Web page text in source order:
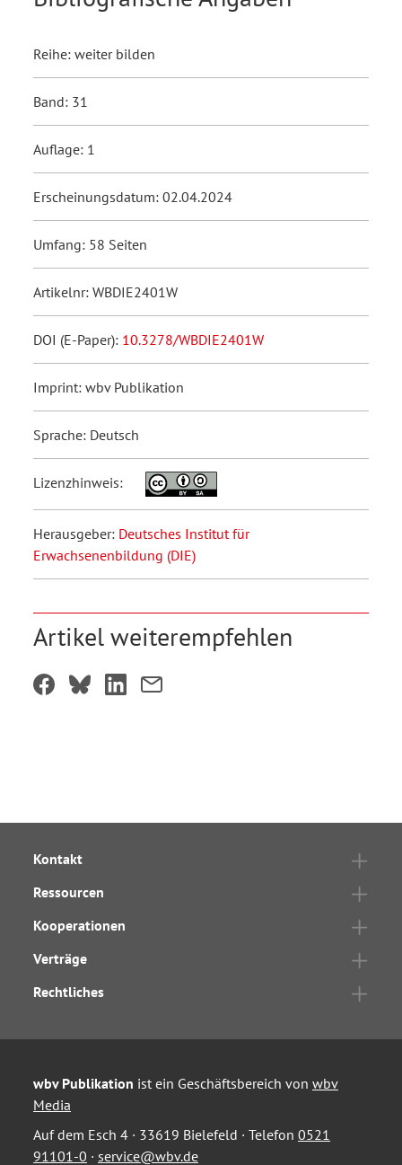
Reihe: weiter bilden
Band: 31
Auflage: 1
Erscheinungsdatum: 02.04.2024
Umfang: 58 Seiten
Artikelnr: WBDIE2401W
DOI (E-Paper): 10.3278/WBDIE2401W
Imprint: wbv Publikation
Sprache: Deutsch
Lizenzhinweis:
Herausgeber: Deutsches Institut für
Erwachsenenbildung (DIE)
Artikel weiterempfehlen
Kontakt
Ressourcen
Kooperationen
Verträge
Rechtliches
wbv Publikation ist ein Geschäftsbereich von wbv
Media
Auf dem Esch 4 · 33619 Bielefeld · Telefon 0521
91101-0 · service@wbv.de